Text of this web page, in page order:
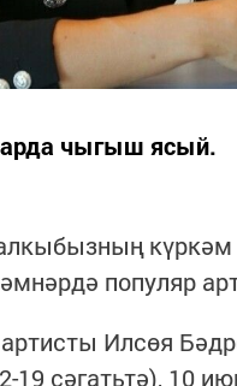
чыгыш ясый.
популяр
Илсөя
сәгатьтә), 10